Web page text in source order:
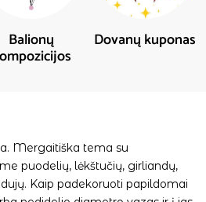
Balionų Dovanų kuponas
Mergaitiška tema su
puodelių, lėkštučių, girliandų,
Kaip padekoruoti papildomai